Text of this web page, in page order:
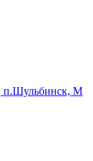
п.Шульбинск, М